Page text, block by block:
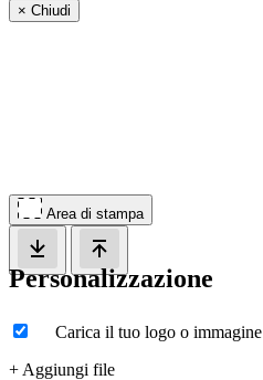
× Chiudi
Area di stampa
Personalizzazione
Carica il tuo logo o immagine
+ Aggiungi file